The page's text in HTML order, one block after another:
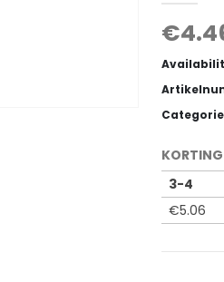
€
3-4
€5.06